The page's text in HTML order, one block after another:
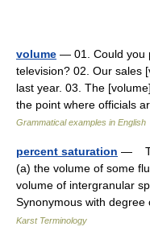
volume — 01. Could you
television? 02. Our sales
last year. 03. The
the point where officials
Grammatical examples in English
percent saturation —
(a) the volume of some
volume of intergranular
Synonymous with
Karst Terminology